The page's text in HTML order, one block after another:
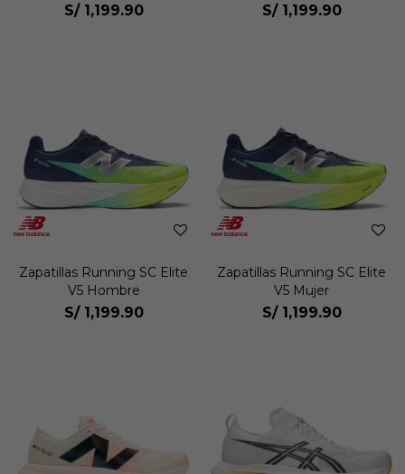
Unisex
S/ 1,199.90
Unisex
S/ 1,199.90
Zapatillas Running SC Elite
V5 Hombre
S/ 1,199.90
Zapatillas Running SC Elite
V5 Mujer
S/ 1,199.90